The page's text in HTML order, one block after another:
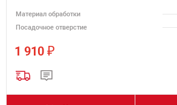
Материал обработки
Посадочное отверстие
1 910 ₽